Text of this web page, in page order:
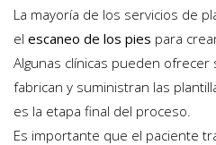
La mayoría de los servicios de
el escaneo de los pies para
Algunas clínicas pueden ofrecer
fabrican y suministran las
es la etapa final del proceso.
Es importante que el paciente